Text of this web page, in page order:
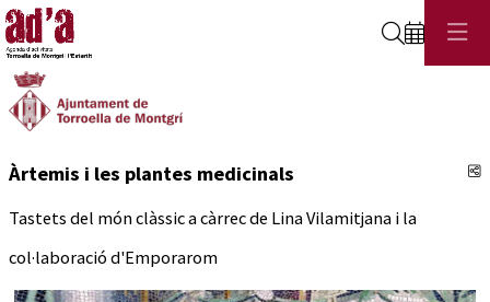
Cerca
Àrtemis i les plantes medicinals
Tastets del món clàssic a càrrec de Lina Vilamitjana i la
col·laboració d'Emporarom